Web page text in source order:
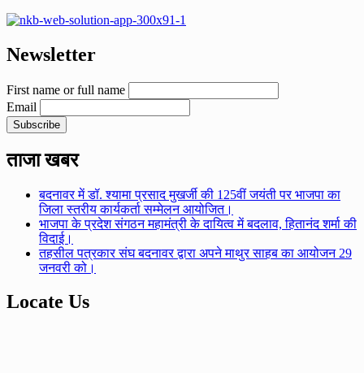
Newsletter
First name or full name
Email
ताजा खबर
बदनावर में डॉ. श्यामा प्रसाद मुखर्जी की 125वीं जयंती पर भाजपा का
जिला स्तरीय कार्यकर्ता सम्मेलन आयोजित।
भाजपा के प्रदेश संगठन महामंत्री के दायित्व में बदलाव, हितानंद शर्मा की
विदाई।
तहसील पत्रकार संघ बदनावर द्वारा अपने माथुर साहब का आयोजन 29
जनवरी को।
Locate Us